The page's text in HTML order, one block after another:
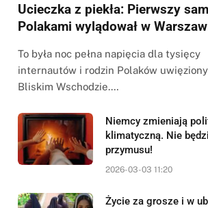
Ucieczka z piekła: Pierwszy
Polakami wylądował w
To była noc pełna napięcia dla tysięcy
internautów i rodzin Polaków
Bliskim Wschodzie.…
Niemcy zmieniają
klimatyczną. Nie
przymusu!
2026-03-03 11:20
Życie za grosze i w